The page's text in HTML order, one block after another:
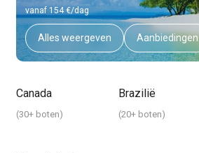
vanaf 154 €/dag
Alles weergeven Aanbiedingen
Canada
(30+ boten)
Brazilië
(20+ boten)